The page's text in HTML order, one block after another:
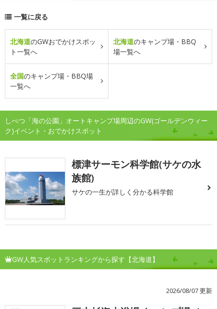
一覧に戻る
北海道のGWおでかけスポッ
ト一覧へ
北海道のキャンプ場・BBQ
場一覧へ
全国のキャンプ場・BBQ場
一覧へ
しべつ「海の公園」オートキャンプ場周辺のGW(ゴールデンウィー
ク)イベント・おでかけスポット
標津サーモン科学館(サケの水
族館)
サケの一生が詳しく分かる科学館
GW人気スポットランキングから探す【北海道】
2026/08/07 更新